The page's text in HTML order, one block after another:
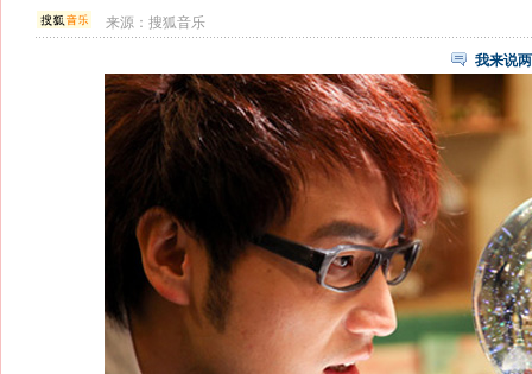
来源：搜狐音乐
我来说